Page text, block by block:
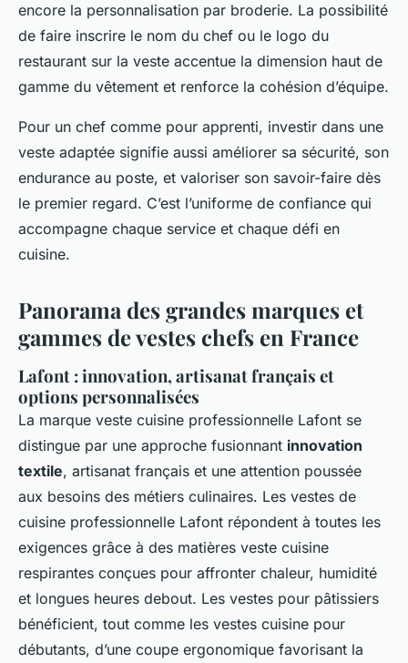
encore la personnalisation par broderie. La possibilité
de faire inscrire le nom du chef ou le logo du
restaurant sur la veste accentue la dimension haut de
gamme du vêtement et renforce la cohésion d’équipe.
Pour un chef comme pour apprenti, investir dans une
veste adaptée signifie aussi améliorer sa sécurité, son
endurance au poste, et valoriser son savoir-faire dès
le premier regard. C’est l’uniforme de confiance qui
accompagne chaque service et chaque défi en
cuisine.
Panorama des grandes marques et
gammes de vestes chefs en France
Lafont : innovation, artisanat français et
options personnalisées
La marque veste cuisine professionnelle Lafont se
distingue par une approche fusionnant innovation
textile, artisanat français et une attention poussée
aux besoins des métiers culinaires. Les vestes de
cuisine professionnelle Lafont répondent à toutes les
exigences grâce à des matières veste cuisine
respirantes conçues pour affronter chaleur, humidité
et longues heures debout. Les vestes pour pâtissiers
bénéficient, tout comme les vestes cuisine pour
débutants, d’une coupe ergonomique favorisant la